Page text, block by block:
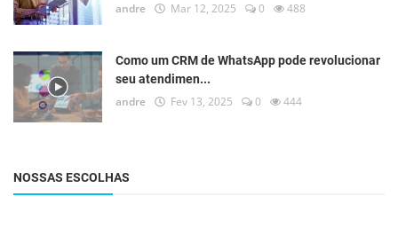
andre Mar 12, 2025 0 488
Como um CRM de WhatsApp pode revolucionar
seu atendimen...
andre Fev 13, 2025 0 444
NOSSAS ESCOLHAS